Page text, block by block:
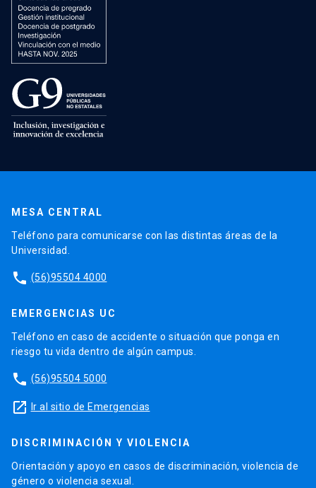
MESA CENTRAL
Teléfono para comunicarse con las distintas áreas de la
Universidad.
phone (56)95504 4000
EMERGENCIAS UC
Teléfono en caso de accidente o situación que ponga en
riesgo tu vida dentro de algún campus.
phone (56)95504 5000
launch Ir al sitio de Emergencias
DISCRIMINACIÓN Y VIOLENCIA
Orientación y apoyo en casos de discriminación, violencia de
género o violencia sexual.